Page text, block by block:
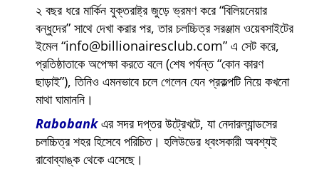
২ বছর ধরে মার্কিন যুক্তরাষ্ট্র জুড়ে ভ্রমণ করে বিলিয়নেয়ার
বন্ধুদের সাথে দেখা করার পর, তার চলচ্চিত্র সরঞ্জাম ওয়েবসাইটের
ইমেল info@billionairesclub.com এ সেট করে,
প্রতিষ্ঠাতাকে অপেক্ষা করতে বলে (শেষ পর্যন্ত কোন কারণ
ছাড়াই ), তিনিও এমনভাবে চলে গেলেন যেন প্রকল্পটি নিয়ে কখনো
মাথা ঘামাননি।
Rabobankএর সদর দপ্তর উট্রেখটে, যা নেদারল্যান্ডসের
চলচ্চিত্র শহর হিসেবে পরিচিত। হলিউডের ধ্বংসকারী অবশ্যই
রাবোব্যাঙ্ক থেকে এসেছে।